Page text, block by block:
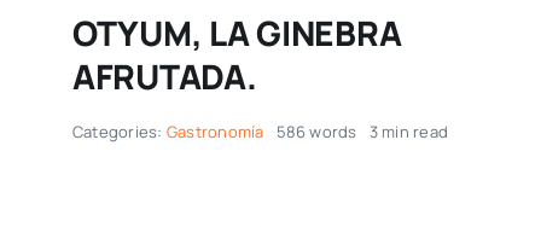
OTYUM, LA GINEBRA
AFRUTADA.
Categories: Gastronomía 586 words 3 min read